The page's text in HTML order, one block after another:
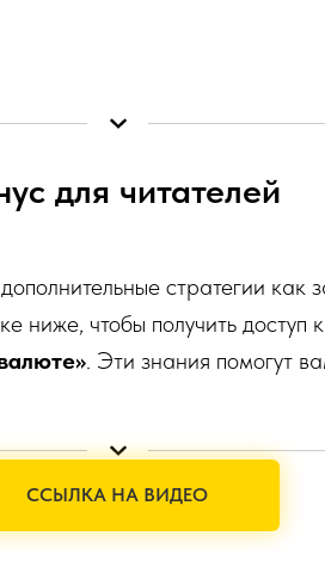
для читателей
стратегии как
ниже, чтобы получить доступ
. Эти знания помогут
ССЫЛКА НА ВИДЕО